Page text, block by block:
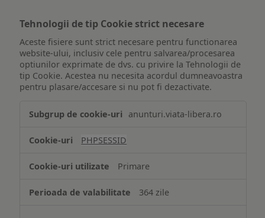
Tehnologii de tip Cookie strict necesare
Aceste fisiere sunt strict necesare pentru functionarea
website-ului, inclusiv cele pentru salvarea/procesarea
optiunilor exprimate de dvs. cu privire la Tehnologii de
tip Cookie. Acestea nu necesita acordul dumneavoastra
pentru plasare/accesare si nu pot fi dezactivate.
de
Cookie
necesare
anunturi.viata-libera.ro
PHPSESSID
Primare
364 zile